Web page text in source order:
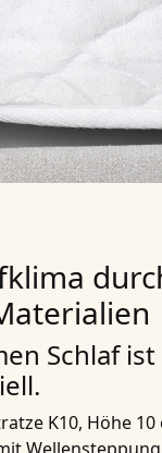
Schlaf
K10, Höhe 10